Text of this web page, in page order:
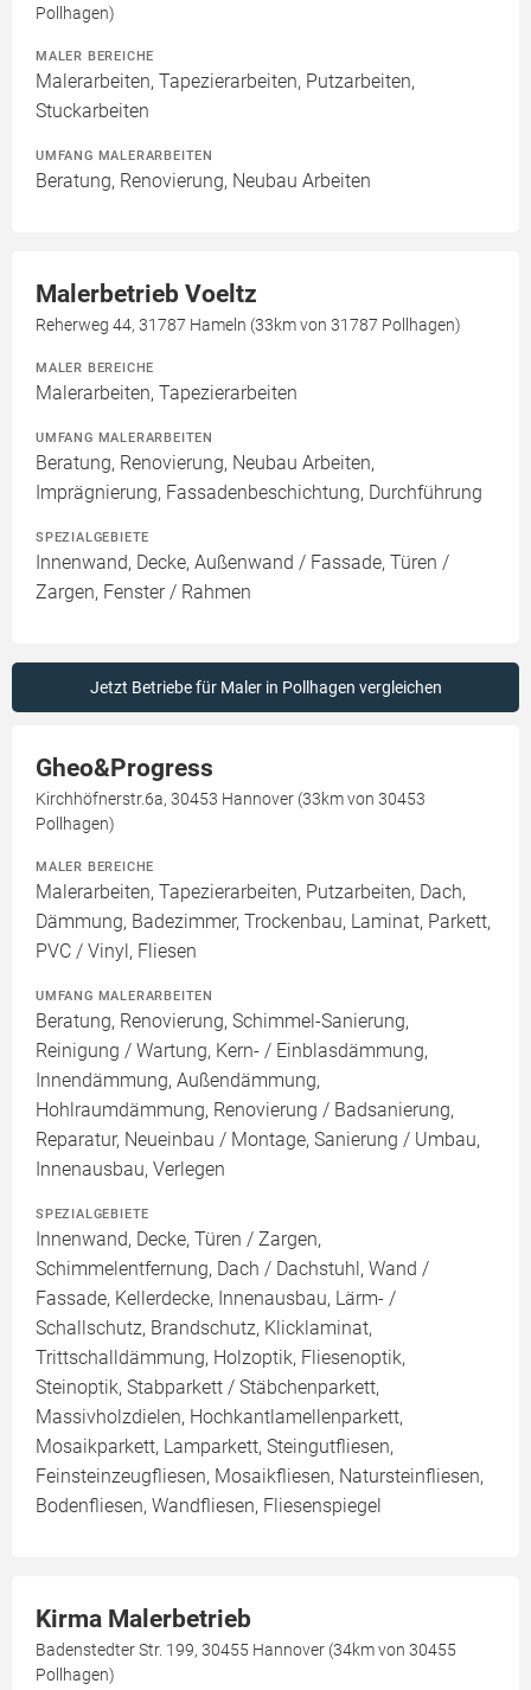
Pollhagen)
MALER BEREICHE
Malerarbeiten, Tapezierarbeiten, Putzarbeiten,
Stuckarbeiten
UMFANG MALERARBEITEN
Beratung, Renovierung, Neubau Arbeiten
Malerbetrieb Voeltz
Reherweg 44, 31787 Hameln (33km von 31787 Pollhagen)
MALER BEREICHE
Malerarbeiten, Tapezierarbeiten
UMFANG MALERARBEITEN
Beratung, Renovierung, Neubau Arbeiten,
Imprägnierung, Fassadenbeschichtung, Durchführung
SPEZIALGEBIETE
Innenwand, Decke, Außenwand / Fassade, Türen /
Zargen, Fenster / Rahmen
Jetzt Betriebe für Maler in Pollhagen vergleichen
Gheo&Progress
Kirchhöfnerstr.6a, 30453 Hannover (33km von 30453
Pollhagen)
MALER BEREICHE
Malerarbeiten, Tapezierarbeiten, Putzarbeiten, Dach,
Dämmung, Badezimmer, Trockenbau, Laminat, Parkett,
PVC / Vinyl, Fliesen
UMFANG MALERARBEITEN
Beratung, Renovierung, Schimmel-Sanierung,
Reinigung / Wartung, Kern- / Einblasdämmung,
Innendämmung, Außendämmung,
Hohlraumdämmung, Renovierung / Badsanierung,
Reparatur, Neueinbau / Montage, Sanierung / Umbau,
Innenausbau, Verlegen
SPEZIALGEBIETE
Innenwand, Decke, Türen / Zargen,
Schimmelentfernung, Dach / Dachstuhl, Wand /
Fassade, Kellerdecke, Innenausbau, Lärm- /
Schallschutz, Brandschutz, Klicklaminat,
Trittschalldämmung, Holzoptik, Fliesenoptik,
Steinoptik, Stabparkett / Stäbchenparkett,
Massivholzdielen, Hochkantlamellenparkett,
Mosaikparkett, Lamparkett, Steingutfliesen,
Feinsteinzeugfliesen, Mosaikfliesen, Natursteinfliesen,
Bodenfliesen, Wandfliesen, Fliesenspiegel
Kirma Malerbetrieb
Badenstedter Str. 199, 30455 Hannover (34km von 30455
Pollhagen)